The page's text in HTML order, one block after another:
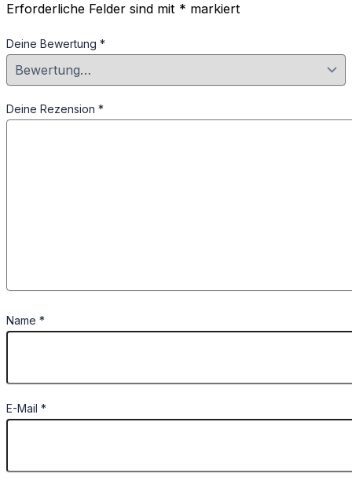
Erforderliche Felder sind mit * markiert
Deine Bewertung *
Deine Rezension *
Name *
E-Mail *